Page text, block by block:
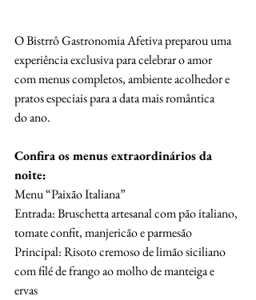
O Bistrrô Gastronomia Afetiva preparou uma
experiência exclusiva para celebrar o amor
com menus completos, ambiente acolhedor e
pratos especiais para a data mais romântica
do ano.
Confira os menus extraordinários da
noite:
Menu “Paixão Italiana”
Entrada: Bruschetta artesanal com pão italiano,
tomate confit, manjericão e parmesão
Principal: Risoto cremoso de limão siciliano
com filé de frango ao molho de manteiga e
ervas